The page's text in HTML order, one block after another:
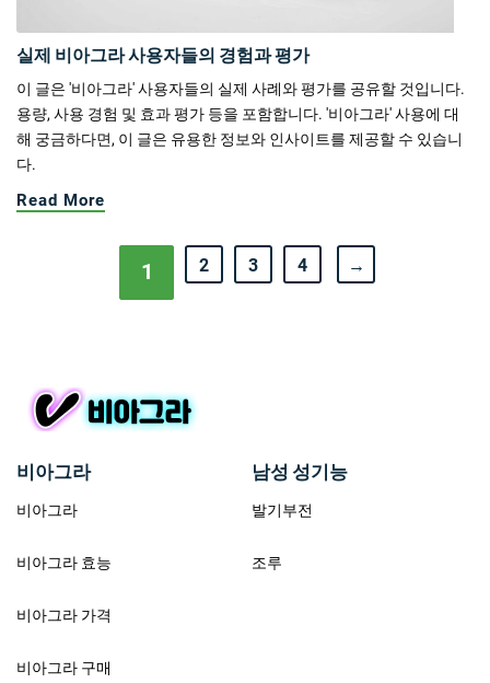
실제 비아그라 사용자들의 경험과 평가
이 글은 '비아그라' 사용자들의 실제 사례와 평가를 공유할 것입니다.
용량, 사용 경험 및 효과 평가 등을 포함합니다. '비아그라' 사용에 대
해 궁금하다면, 이 글은 유용한 정보와 인사이트를 제공할 수 있습니
다.
Read More
1 2 3 4 →
비아그라
비아그라
비아그라 효능
비아그라 가격
비아그라 구매
남성 성기능
발기부전
조루